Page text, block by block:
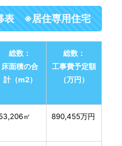
表 ※居住専用住宅
総数：
床面積の合
計（m2）
総数：
工事費予定額
（万円）
㎡ 890,455万円